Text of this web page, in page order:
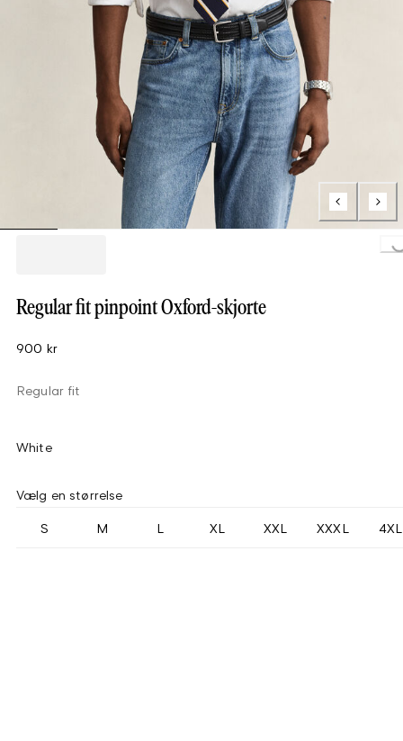
Regular fit pinpoint Oxford-skjorte
900 kr
Regular fit
White
Vælg en størrelse
S M L XL XXL XXXL 4XL